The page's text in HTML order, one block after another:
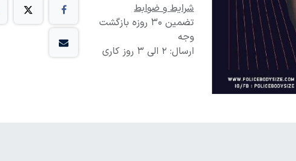
شرایط و ضوابط
تضمین 30 روزه بازگشت
وجه
ارسال: 2 الی 3 روز کاری